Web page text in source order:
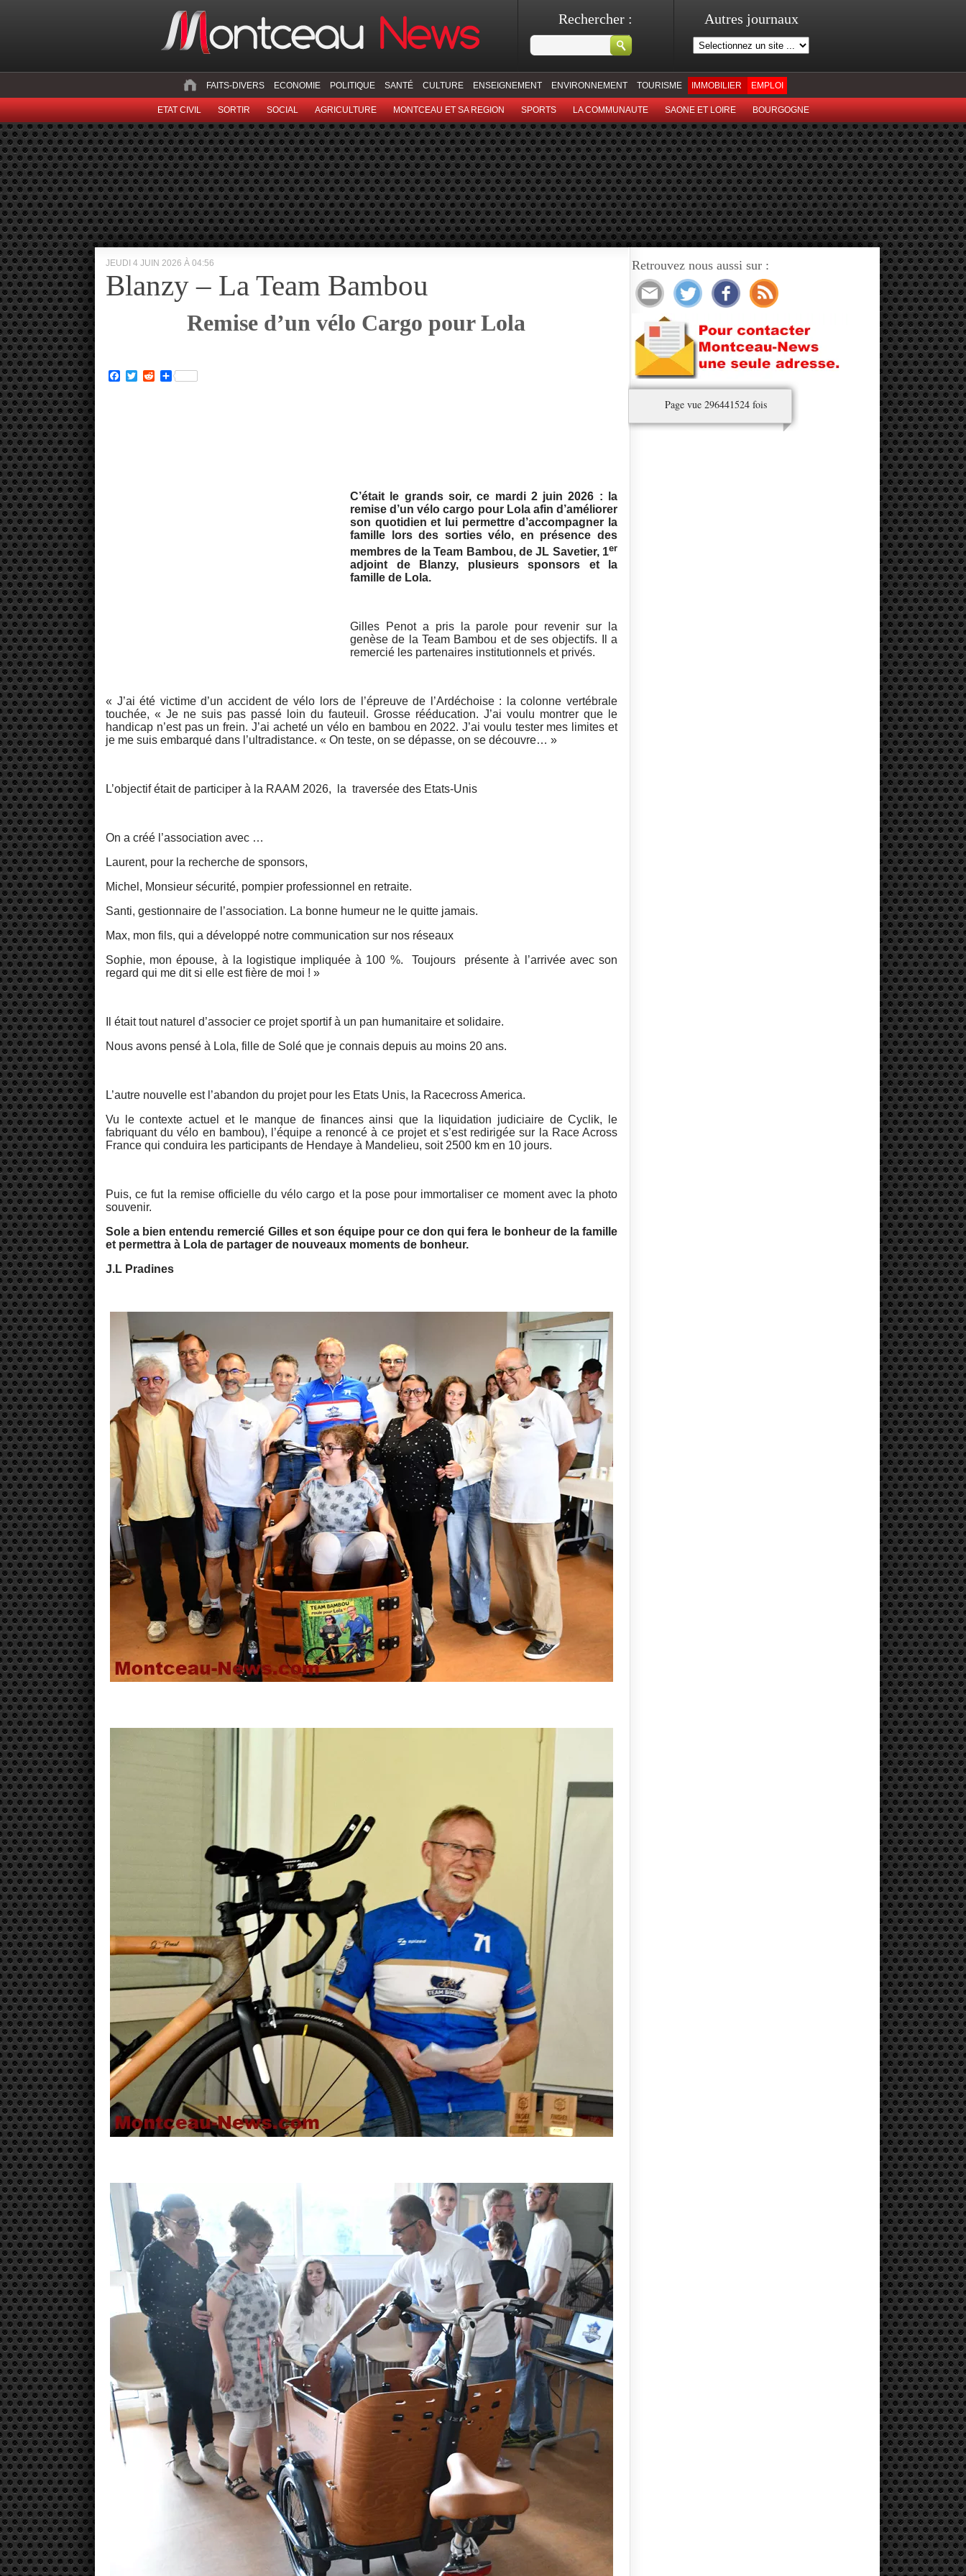
Rechercher : Autres journaux
FAITS-DIVERS ECONOMIE POLITIQUE SANTÉ CULTURE ENSEIGNEMENT ENVIRONNEMENT TOURISME IMMOBILIER EMPLOI
ETAT CIVIL SORTIR SOCIAL AGRICULTURE MONTCEAU ET SA REGION SPORTS LA COMMUNAUTE SAONE ET LOIRE BOURGOGNE
JEUDI 4 JUIN 2026 À 04:56
Blanzy – La Team Bambou
Remise d’un vélo Cargo pour Lola
Facebook
TwitterRedditPartager
C’était le grands soir, ce mardi 2 juin 2026 : la
remise d’un vélo cargo pour Lola afin d’améliorer
son quotidien et lui permettre d’accompagner la
famille lors des sorties vélo, en présence des
membres de la Team Bambou, de JL Savetier, 1er
adjoint de Blanzy, plusieurs sponsors et la
famille de Lola.
Gilles Penot a pris la parole pour revenir sur la
genèse de la Team Bambou et de ses objectifs. Il a
remercié les partenaires institutionnels et privés.
« J’ai été victime d’un accident de vélo lors de l’épreuve de l’Ardéchoise : la colonne vertébrale
touchée, « Je ne suis pas passé loin du fauteuil. Grosse rééducation. J’ai voulu montrer que le
handicap n’est pas un frein. J’ai acheté un vélo en bambou en 2022. J’ai voulu tester mes limites et
je me suis embarqué dans l’ultradistance. « On teste, on se dépasse, on se découvre… »
L’objectif était de participer à la RAAM 2026, la traversée des Etats-Unis
On a créé l’association avec …
Laurent, pour la recherche de sponsors,
Michel, Monsieur sécurité, pompier professionnel en retraite.
Santi, gestionnaire de l’association. La bonne humeur ne le quitte jamais.
Max, mon fils, qui a développé notre communication sur nos réseaux
Sophie, mon épouse, à la logistique impliquée à 100 %. Toujours présente à l’arrivée avec son
regard qui me dit si elle est fière de moi ! »
Il était tout naturel d’associer ce projet sportif à un pan humanitaire et solidaire.
Nous avons pensé à Lola, fille de Solé que je connais depuis au moins 20 ans.
L’autre nouvelle est l’abandon du projet pour les Etats Unis, la Racecross America.
Vu le contexte actuel et le manque de finances ainsi que la liquidation judiciaire de Cyclik, le
fabriquant du vélo en bambou), l’équipe a renoncé à ce projet et s’est redirigée sur la Race Across
France qui conduira les participants de Hendaye à Mandelieu, soit 2500 km en 10 jours.
Puis, ce fut la remise officielle du vélo cargo et la pose pour immortaliser ce moment avec la photo
souvenir.
Sole a bien entendu remercié Gilles et son équipe pour ce don qui fera le bonheur de la famille
et permettra à Lola de partager de nouveaux moments de bonheur.
J.L Pradines
Retrouvez nous aussi sur :
Page vue 296441524 fois